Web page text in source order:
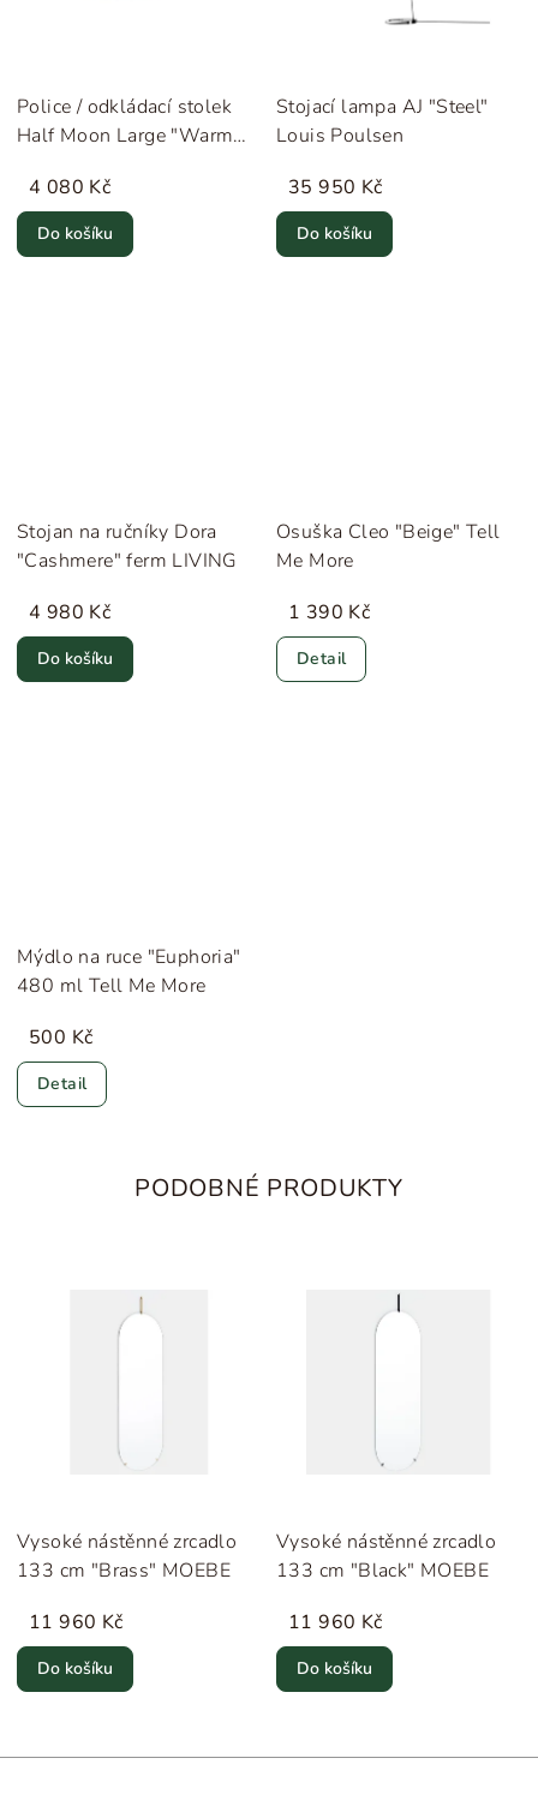
Police / odkládací stolek
Half Moon Large "Warm
4 080 Kč
Do košíku
Stojací lampa AJ "Steel"
Louis Poulsen
35 950 Kč
Do košíku
Stojan na ručníky Dora
"Cashmere" ferm LIVING
4 980 Kč
Do košíku
Osuška Cleo "Beige" Tell
Me More
1 390 Kč
Detail
Mýdlo na ruce "Euphoria"
480 ml Tell Me More
500 Kč
Detail
PODOBNÉ PRODUKTY
Vysoké nástěnné zrcadlo
133 cm "Brass" MOEBE
11 960 Kč
Do košíku
Vysoké nástěnné zrcadlo
133 cm "Black" MOEBE
11 960 Kč
Do košíku